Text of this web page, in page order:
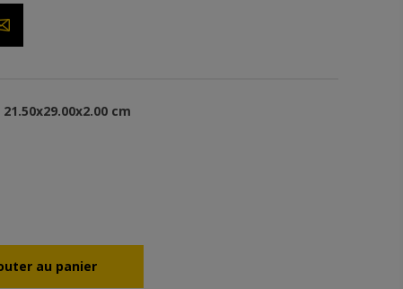
21.50x29.00x2.00 cm